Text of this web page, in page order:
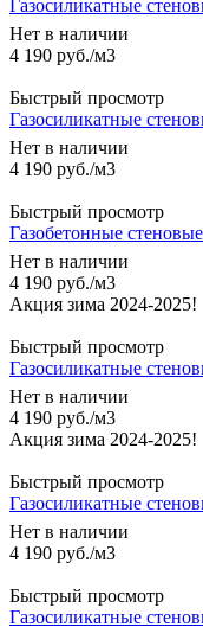
Газосиликатные
Нет в наличии
4 190 руб./м3
Быстрый просмотр
Газосиликатные
Нет в наличии
4 190 руб./м3
Быстрый просмотр
Газобетонные
Нет в наличии
4 190 руб./м3
Быстрый просмотр
Газосиликатные
Нет в наличии
4 190 руб./м3
Быстрый просмотр
Газосиликатные
Нет в наличии
4 190 руб./м3
Быстрый просмотр
Газосиликатные